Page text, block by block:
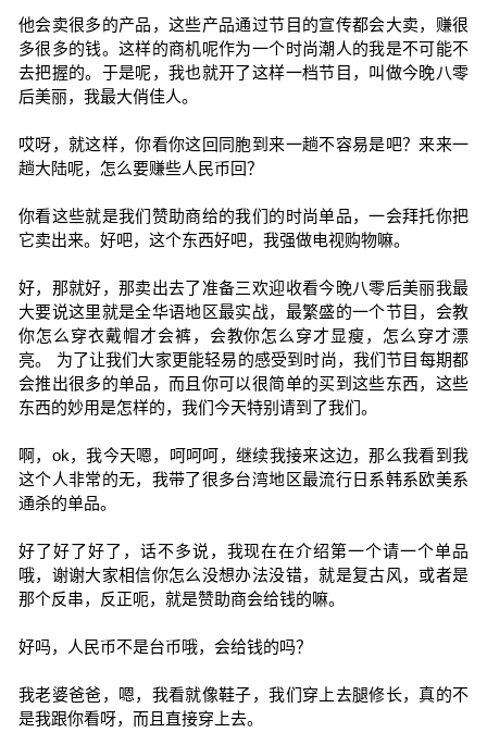
他会卖很多的产品，这些产品通过节目的宣传都会大卖，赚很
多很多的钱。这样的商机呢作为一个时尚潮人的我是不可能不
去把握的。于是呢，我也就开了这样一档节目，叫做今晚八零
后美丽，我最大俏佳人。
哎呀，就这样，你看你这回同胞到来一趟不容易是吧？来来一
趟大陆呢，怎么要赚些人民币回？
你看这些就是我们赞助商给的我们的时尚单品，一会拜托你把
它卖出来。好吧，这个东西好吧，我强做电视购物嘛。
好，那就好，那卖出去了准备三欢迎收看今晚八零后美丽我最
大要说这里就是全华语地区最实战，最繁盛的一个节目，会教
你怎么穿衣戴帽才会裤，会教你怎么穿才显瘦，怎么穿才漂
亮。 为了让我们大家更能轻易的感受到时尚，我们节目每期都
会推出很多的单品，而且你可以很简单的买到这些东西，这些
东西的妙用是怎样的，我们今天特别请到了我们。
啊，ok，我今天嗯，呵呵呵，继续我接来这边，那么我看到我
这个人非常的无，我带了很多台湾地区最流行日系韩系欧美系
通杀的单品。
好了好了好了，话不多说，我现在在介绍第一个请一个单品
哦，谢谢大家相信你怎么没想办法没错，就是复古风，或者是
那个反串，反正呃，就是赞助商会给钱的嘛。
好吗，人民币不是台币哦，会给钱的吗？
我老婆爸爸，嗯，我看就像鞋子，我们穿上去腿修长，真的不
是我跟你看呀，而且直接穿上去。